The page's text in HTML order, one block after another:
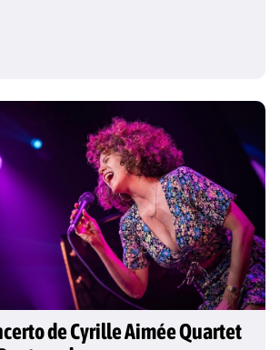
de Cyrille Aimée Quartet